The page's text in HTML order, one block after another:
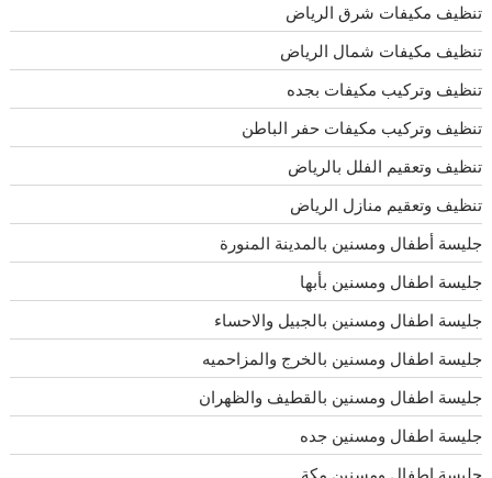
تنظيف مكيفات شرق الرياض
تنظيف مكيفات شمال الرياض
تنظيف وتركيب مكيفات بجده
تنظيف وتركيب مكيفات حفر الباطن
تنظيف وتعقيم الفلل بالرياض
تنظيف وتعقيم منازل الرياض
جليسة أطفال ومسنين بالمدينة المنورة
جليسة اطفال ومسنين بأبها
جليسة اطفال ومسنين بالجبيل والاحساء
جليسة اطفال ومسنين بالخرج والمزاحميه
جليسة اطفال ومسنين بالقطيف والظهران
جليسة اطفال ومسنين جده